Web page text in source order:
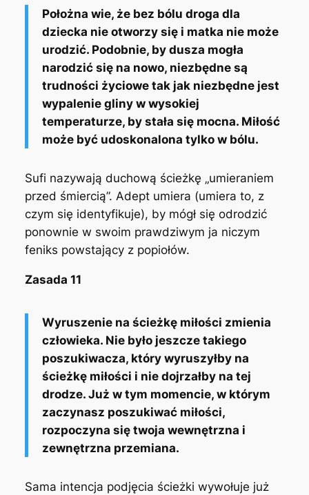
Położna wie, że bez bólu droga dla
dziecka nie otworzy się i matka nie może
urodzić. Podobnie, by dusza mogła
narodzić się na nowo, niezbędne są
trudności życiowe tak jak niezbędne jest
wypalenie gliny w wysokiej
temperaturze, by stała się mocna. Miłość
może być udoskonalona tylko w bólu.
Sufi nazywają duchową ścieżkę „umieraniem
przed śmiercią”. Adept umiera (umiera to, z
czym się identyfikuje), by mógł się odrodzić
ponownie w swoim prawdziwym ja niczym
feniks powstający z popiołów.
Zasada 11
Wyruszenie na ścieżkę miłości zmienia
człowieka. Nie było jeszcze takiego
poszukiwacza, który wyruszyłby na
ścieżkę miłości i nie dojrzałby na tej
drodze. Już w tym momencie, w którym
zaczynasz poszukiwać miłości,
rozpoczyna się twoja wewnętrzna i
zewnętrzna przemiana.
Sama intencja podjęcia ścieżki wywołuje już